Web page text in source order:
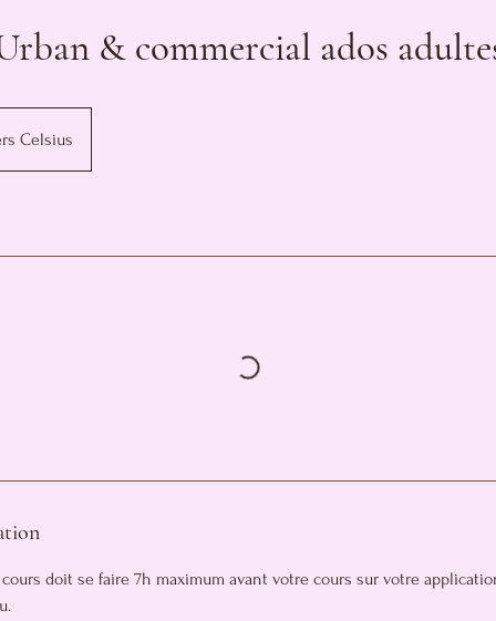
& commercial ados
Celsius
doit se faire 7h maximum avant votre cours sur votre